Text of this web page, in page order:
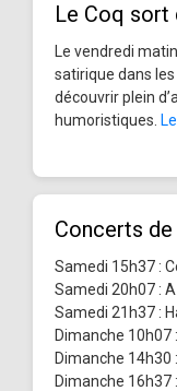
Le Coq sort
Le vendredi
satirique dans
découvrir plein
humoristiques.
Concerts
Samedi 15h37 :
Samedi 20h07 :
Samedi 21h37 :
Dimanche 10h07
Dimanche 14h30
Dimanche 16h37